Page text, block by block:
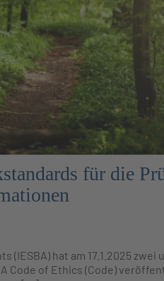
für die
hat am 17.1.2025 zwei
Code of Ethics (Code)